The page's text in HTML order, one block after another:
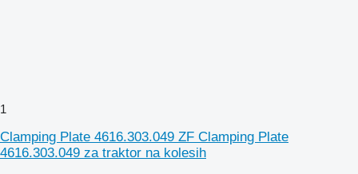
1
Clamping Plate 4616.303.049 ZF Clamping Plate
4616.303.049 za traktor na kolesih